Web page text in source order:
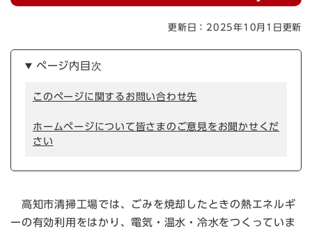
更新日：2025年10月1日更新
ページ内目次
このページに関するお問い合わせ先
ホームページについて皆さまのご意見をお聞かせくだ
さい
高知市清掃工場では、ごみを焼却したときの熱エネルギ
ーの有効利用をはかり、電気・温水・冷水をつくっていま